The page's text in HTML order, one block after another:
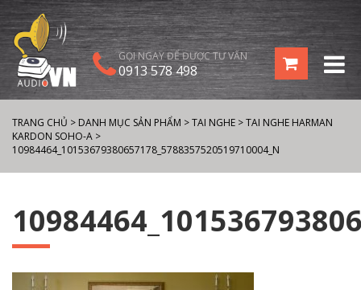
GỌI NGAY ĐỂ ĐƯỢC TƯ VẤN
0913 578 498
TRANG CHỦ > DANH MỤC SẢN PHẨM >TAI NGHE >TAI NGHE HARMAN
KARDON SOHO-A >
10984464_10153679380657178_5788357520519710004_N